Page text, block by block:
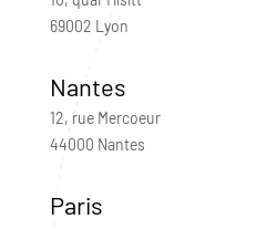
69002 Lyon
Nantes
12, rue Mercoeur
44000 Nantes
Paris